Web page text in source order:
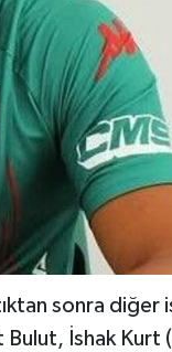
sonra diğer
Bulut, İshak